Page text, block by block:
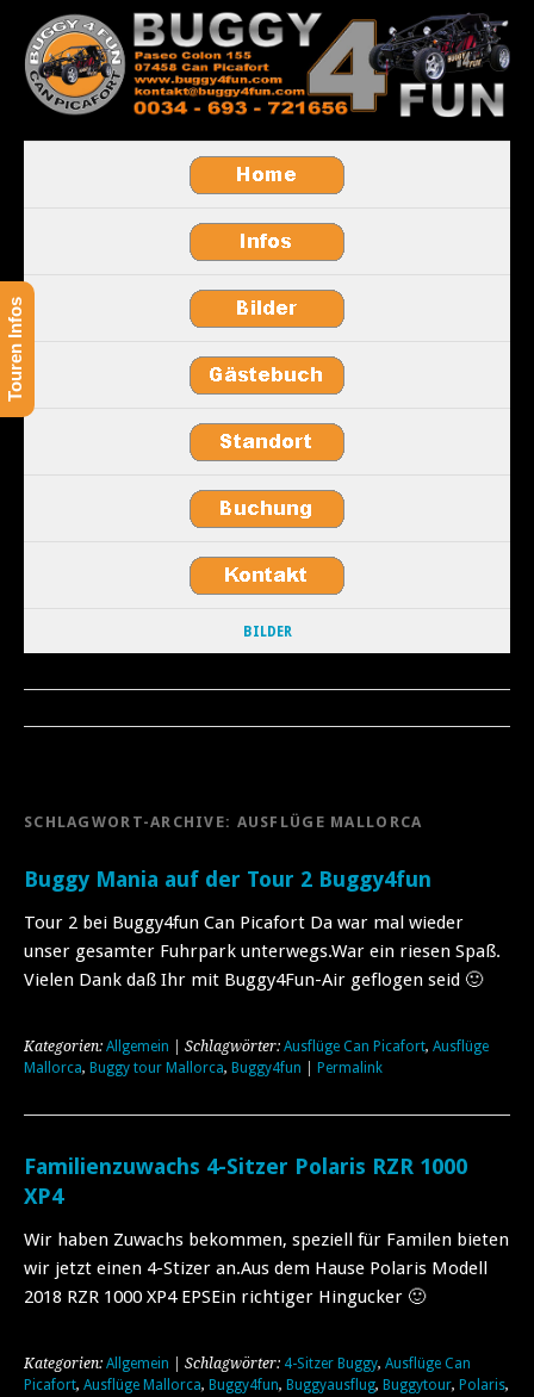
BILDER
SCHLAGWORT-ARCHIVE: AUSFLÜGE MALLORCA
Buggy Mania auf der Tour 2 Buggy4fun
Tour 2 bei Buggy4fun Can Picafort Da war mal wieder
unser gesamter Fuhrpark unterwegs.War ein riesen Spaß.
Vielen Dank daß Ihr mit Buggy4Fun-Air geflogen seid 🙂
Kategorien: Allgemein | Schlagwörter: Ausflüge Can Picafort, Ausflüge
Mallorca, Buggy tour Mallorca, Buggy4fun Permalink
Familienzuwachs 4-Sitzer Polaris RZR 1000
XP4
Wir haben Zuwachs bekommen, speziell für Familen bieten
wir jetzt einen 4-Stizer an.Aus dem Hause Polaris Modell
2018 RZR 1000 XP4 EPSEin richtiger Hingucker 🙂
Kategorien: Allgemein | Schlagwörter: 4-Sitzer Buggy, Ausflüge Can
Picafort, Ausflüge Mallorca, Buggy4fun, Buggyausflug, Buggytour, Polaris,
Touren Infos